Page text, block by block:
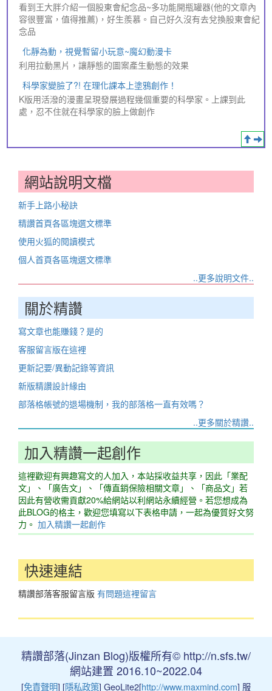
看到王大胖介紹一個股東會紀念品~多功能開瓶罐器(他的文章內
容很豐富，值得推薦)，好生羨慕。自己好久沒有去兌換股東會紀
念品
化靜為動，視覺暫留小玩意~魔幻動漫卡
利用拉動黑片，讓靜態的圖案產生動態的效果
科學家變臉了?! 在理化課本上塗鴉創作！
K版用活潑的漫畫呈現發展過程幾個重要的科學家。上課到此
處，忍不住就在科學家的臉上做創作
網站說明文檔
新手上路小秘訣
精讚首頁各區塊選文標準
使用火狐的閱讀模式
個人首頁各區塊選文標準
..更多說明文件..
關於精讚
寫文章也能賺錢？是的
客服留言版在這裡
更新記要/異動記錄等資訊
新版精讚設計緣由
部落格帳號的退場機制，我的部落格一直有效嗎？
..更多關於精讚..
加入精讚一起創作
這裡歡迎有興趣寫文的人加入，本站採收益共享，因此「業配
文」、「廣告文」、「傳直銷保險相關文章」、「商品文」若
因此有營收需貢獻20%給網站以利網站永續經營。若您想成為
此BLOG的格主，歡迎您填寫以下表格申請，一起為優質好文努
力。 加入精讚一起創作
快速連結
精讚部落客服留言版 有問題這裡留言
精讚部落(Jinzan Blog)版權所有© http://n.sfs.tw/
網站建置 2016.10~2022.04
[免責聲明] [隱私政策] GeoLite2[http://www.maxmind.com] 服